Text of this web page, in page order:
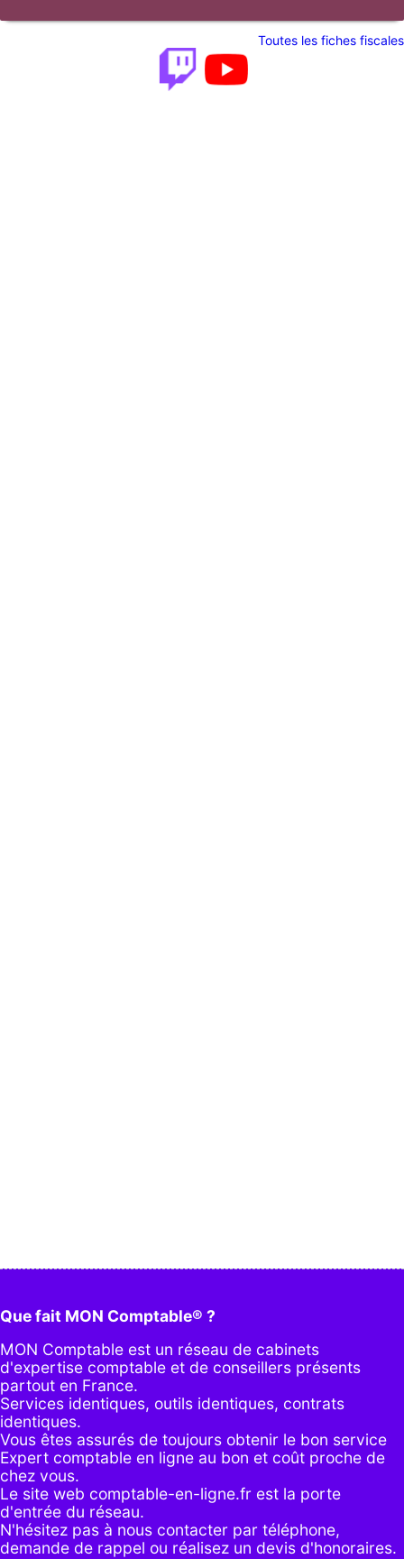
Toutes les fiches fiscales
Que fait MON Comptable® ?
MON Comptable est un réseau de cabinets
d'expertise comptable et de conseillers présents
partout en France.
Services identiques, outils identiques, contrats
identiques.
Vous êtes assurés de toujours obtenir le bon service
Expert comptable en ligne au bon et coût proche de
chez vous.
Le site web comptable-en-ligne.fr est la porte
d'entrée du réseau.
N'hésitez pas à nous contacter par téléphone,
demande de rappel ou réalisez un devis d'honoraires.